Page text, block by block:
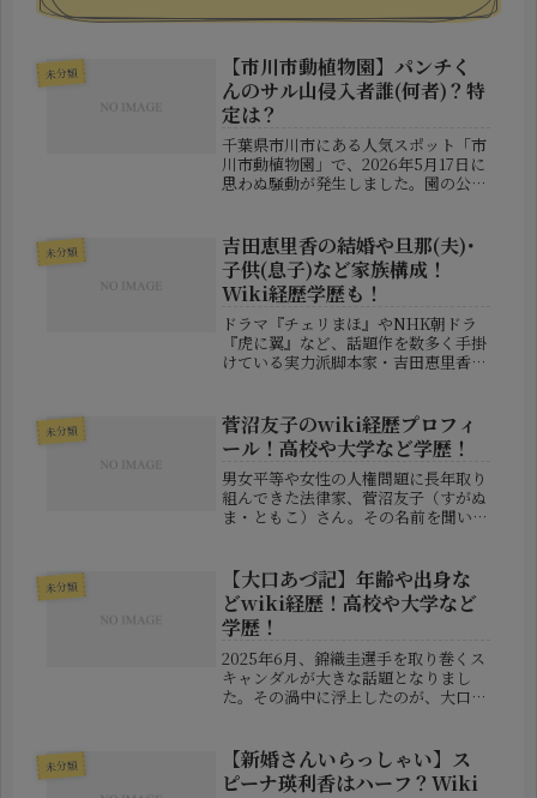
未分類
【市川市動植物園】パンチく
んのサル山侵入者誰(何者)？特
定は？
千葉県市川市にある人気スポット「市
川市動植物園」で、2026年5月17日に
思わぬ騒動が発生しました。園の公式
されています。市川市動植物園といえ
ば、SNSでも話題となった人気...
未分類
吉田恵里香の結婚や旦那(夫)･
子供(息子)など家族構成！
Wiki経歴学歴も！
ドラマ『チェリまほ』やNHK朝ドラ
『虎に翼』など、話題作を数多く手掛
けている実力派脚本家・吉田恵里香さ
出すことで高い評価を受けています。
そんな吉田さんの創作の背景には、ど
の...
未分類
菅沼友子のwiki経歴プロフィ
ール！高校や大学など学歴！
男女平等や女性の人権問題に長年取り
組んできた法律家、菅沼友子（すがぬ
ま・ともこ）さん。その名前を聞いた
広さんを巡る問題の代理人弁護士とし
ても注目され、法律界における存在感
が...
未分類
【大口あづ記】年齢や出身な
どwiki経歴！高校や大学など
学歴！
2025年6月、錦織圭選手を取り巻くス
キャンダルが大きな話題となりまし
た。その渦中に浮上したのが、大口あ
されており、その素性に注目が集まっ
ています。▼関連記事【錦織圭:嫁(...
未分類
【新婚さんいらっしゃい】ス
ピーナ瑛利香はハーフ？Wiki